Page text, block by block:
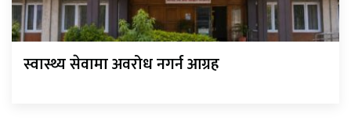
स्वास्थ्य सेवामा अवरोध नगर्न आग्रह